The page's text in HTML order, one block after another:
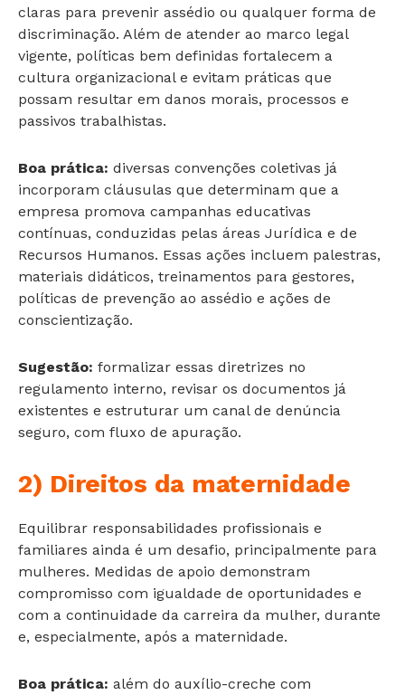
claras para prevenir assédio ou qualquer forma de
discriminação. Além de atender ao marco legal
vigente, políticas bem definidas fortalecem a
cultura organizacional e evitam práticas que
possam resultar em danos morais, processos e
passivos trabalhistas.
Boa prática: diversas convenções coletivas já
incorporam cláusulas que determinam que a
empresa promova campanhas educativas
contínuas, conduzidas pelas áreas Jurídica e de
Recursos Humanos. Essas ações incluem palestras,
materiais didáticos, treinamentos para gestores,
políticas de prevenção ao assédio e ações de
conscientização.
Sugestão: formalizar essas diretrizes no
regulamento interno, revisar os documentos já
existentes e estruturar um canal de denúncia
seguro, com fluxo de apuração.
2) Direitos da maternidade
Equilibrar responsabilidades profissionais e
familiares ainda é um desafio, principalmente para
mulheres. Medidas de apoio demonstram
compromisso com igualdade de oportunidades e
com a continuidade da carreira da mulher, durante
e, especialmente, após a maternidade.
Boa prática: além do auxílio-creche com